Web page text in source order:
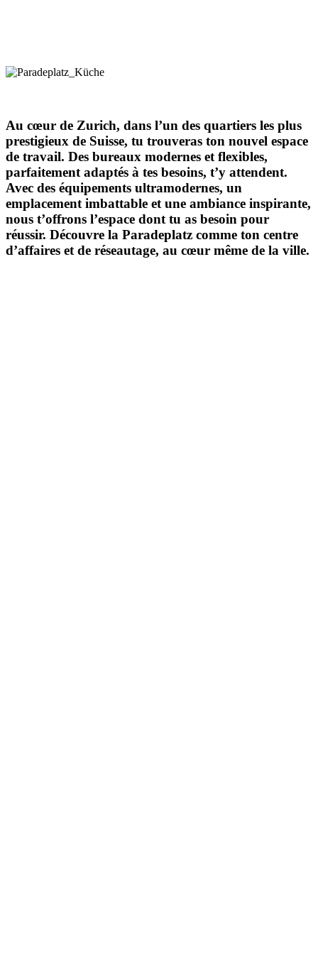
Au cœur de Zurich, dans l’un des quartiers les plus
prestigieux de Suisse, tu trouveras ton nouvel espace
de travail. Des bureaux modernes et flexibles,
parfaitement adaptés à tes besoins, t’y attendent.
Avec des équipements ultramodernes, un
emplacement imbattable et une ambiance inspirante,
nous t’offrons l’espace dont tu as besoin pour
réussir. Découvre la Paradeplatz comme ton centre
d’affaires et de réseautage, au cœur même de la ville.